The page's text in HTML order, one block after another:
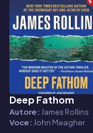
Audiolibro
Deep Fathom
Autore: James Rollins
Voce: John Meagher